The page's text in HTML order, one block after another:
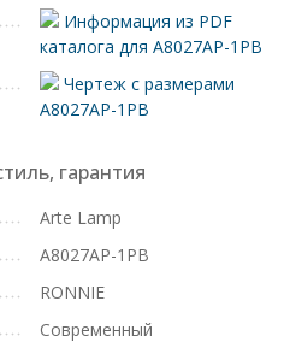
Информация из PDF
каталога для A8027AP-1PB
Чертеж с размерами
A8027AP-1PB
гарантия
Arte Lamp
A8027AP-1PB
RONNIE
Современный